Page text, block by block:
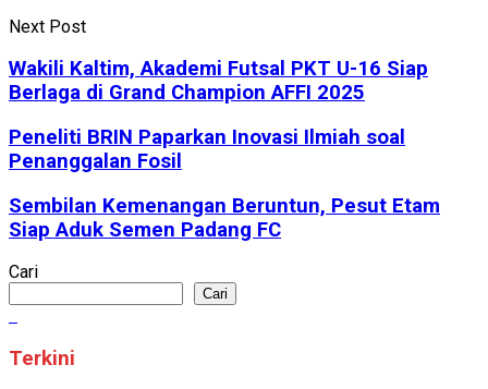
Next Post
Wakili Kaltim, Akademi Futsal PKT U-16 Siap
Berlaga di Grand Champion AFFI 2025
Peneliti BRIN Paparkan Inovasi Ilmiah soal
Penanggalan Fosil
Sembilan Kemenangan Beruntun, Pesut Etam
Siap Aduk Semen Padang FC
Cari
Cari
Terkini